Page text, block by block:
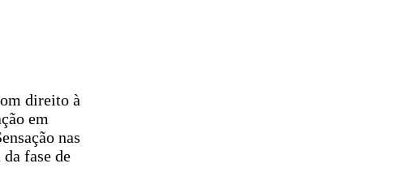
direito à
em
nas
fase de